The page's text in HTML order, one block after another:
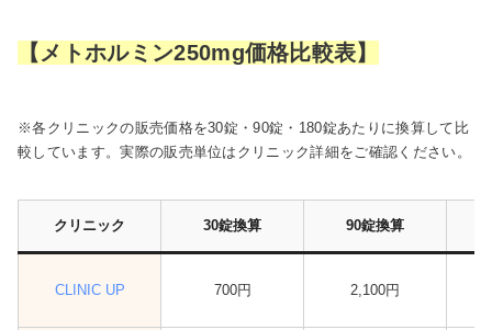
【メトホルミン250mg価格比較表】
※各クリニックの販売価格を30錠・90錠・180錠あたりに換算して比
較しています。実際の販売単位はクリニック詳細をご確認ください。
クリニック 30錠換算 90錠換算
CLINIC UP 700円 2,100円